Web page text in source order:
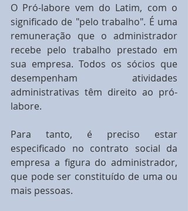
O Pró-labore vem do Latim, com o
significado de "pelo trabalho". É uma
remuneração que o administrador
recebe pelo trabalho prestado em
sua empresa. Todos os sócios que
desempenham atividades
administrativas têm direito ao pró-
labore.
Para tanto, é preciso estar
especificado no contrato social da
empresa a figura do administrador,
que pode ser constituído de uma ou
mais pessoas.